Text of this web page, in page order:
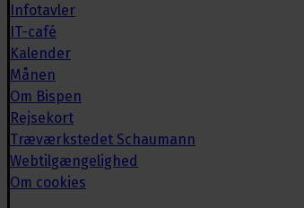
Infotavler
IT-café
Kalender
Månen
Om Bispen
Rejsekort
Træværkstedet Schaumann
Webtilgængelighed
Om cookies